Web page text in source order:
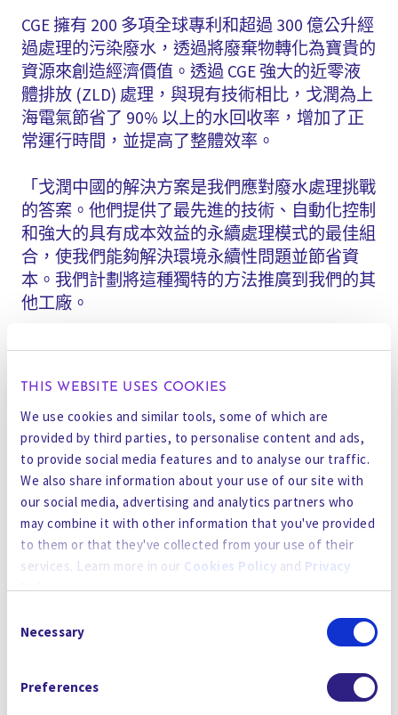
THIS WEBSITE USES COOKIES
We use cookies and similar tools, some of which are
provided by third parties, to personalise content and ads,
to provide social media features and to analyse our traffic.
We also share information about your use of our site with
our social media, advertising and analytics partners who
may combine it with other information that you've provided
to them or that they've collected from your use of their
services. Learn more in our Cookies Policy and Privacy
Policy.
By using the site, you agree to our
Cookies
which includes an
Selection
Necessary
Preferences
CGE 擁有 200 多項全球專利和超過 300 億公升經
過處理的污染廢水，透過將廢棄物轉化為寶貴的
資源來創造經濟價值。透過 CGE 強大的近零液
體排放 (ZLD) 處理，與現有技術相比，戈潤為上
海電氣節省了 90% 以上的水回收率，增加了正
常運行時間，並提高了整體效率。
「戈潤中國的解決方案是我們應對廢水處理挑戰
的答案。他們提供了最先進的技術、自動化控制
和強大的具有成本效益的永續處理模式的最佳組
合，使我們能夠解決環境永續性問題並節省資
本。我們計劃將這種獨特的方法推廣到我們的其
他工廠。
目前戈潤中國為其中國客戶採用的其他技術包括
（SCE）、超濾（UF）和陶瓷膜。這些解決方案
的長期目標是實現工業成長與自然和諧相處。
「戈潤中國希望以此展會為契機，擴大我們的市
場並接觸中國工業水領域的客戶。我們的母公司
戈潤在解決客戶的工業用水處理挑戰方面已在北
美、印度以及現在的亞太地區取得了成功。 ” 我
們透過改變客戶的生命週期水成本，為客戶節省
技術和客製化的商業模式。
美國戈潤集團和新加坡戈潤集團的子公司
戈潤中國將參加上海領先的環境技術解決